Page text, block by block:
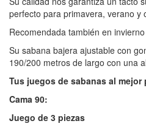
perfecto para primavera, verano y
Recomendada también en
Su sabana bajera ajustable con
190/200 metros de largo con una
Tus juegos de sabanas al
Cama 90:
Juego de 3 piezas